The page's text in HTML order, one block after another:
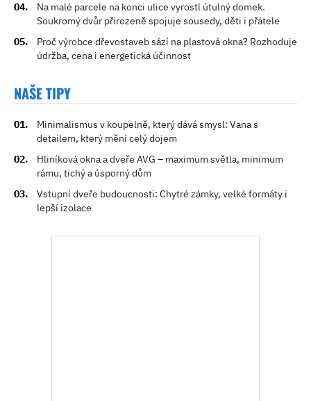
Na malé parcele na konci ulice vyrostl útulný domek.
Soukromý dvůr přirozeně spojuje sousedy, děti i přátele
Proč výrobce dřevostaveb sází na plastová okna? Rozhoduje
údržba, cena i energetická účinnost
NAŠE TIPY
Minimalismus v koupelně, který dává smysl: Vana s
detailem, který mění celý dojem
Hliníková okna a dveře AVG – maximum světla, minimum
rámu, tichý a úsporný dům
Vstupní dveře budoucnosti: Chytré zámky, velké formáty i
lepší izolace